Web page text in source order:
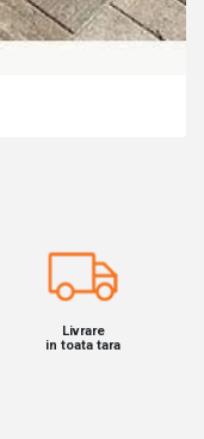
Livrare
in toata tara